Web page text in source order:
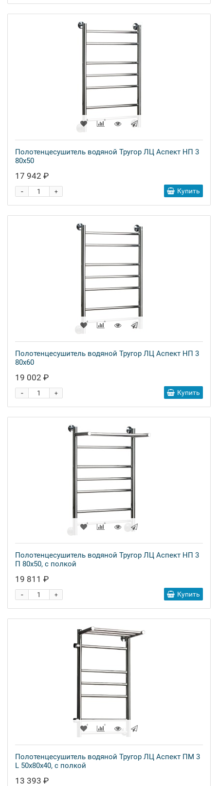
Полотенцесушитель водяной Тругор ЛЦ Аспект НП 3
80x50
17 942 ₽
+
- Купить
Полотенцесушитель водяной Тругор ЛЦ Аспект НП 3
80x60
19 002 ₽
+
- Купить
Полотенцесушитель водяной Тругор ЛЦ Аспект НП 3
П 80x50, с полкой
19 811 ₽
+
- Купить
Полотенцесушитель водяной Тругор ЛЦ Аспект ПМ 3
L 50x80x40, с полкой
13 393 ₽